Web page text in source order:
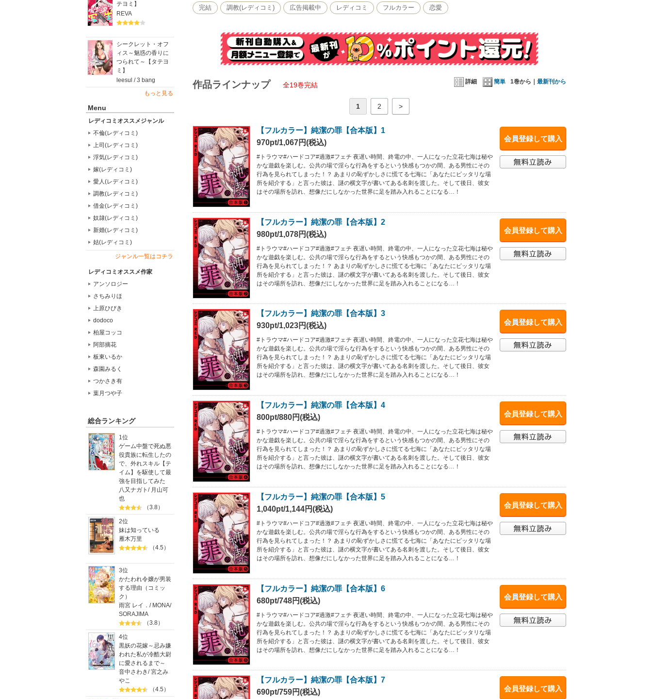
テヨミ】
REVA
シークレット・オフ
ィス～魅惑の香りに
つられて～【タテヨ
ミ】
leesul / 3 bang
もっと見る
Menu
レディコミオススメジャンル
不倫(レディコミ)
上司(レディコミ)
浮気(レディコミ)
嫁(レディコミ)
愛人(レディコミ)
調教(レディコミ)
借金(レディコミ)
奴隷(レディコミ)
新婚(レディコミ)
姑(レディコミ)
ジャンル一覧はコチラ
レディコミオススメ作家
アンソロジー
さちみりほ
上原ひびき
dodoco
柏屋コッコ
阿部摘花
板東いるか
森園みるく
つかさき有
葉月つや子
総合ランキング
1位
ゲーム中盤で死ぬ悪
役貴族に転生したの
で、外れスキル【テ
イム】を駆使して最
強を目指してみた
八又ナガト / 月山可
也
（3.8）
2位
妹は知っている
雁木万里
（4.5）
3位
かたわれ令嬢が男装
する理由（コミッ
ク）
雨宮 レイ． / MONA/
SORAJIMA
（3.8）
4位
黒妖の花嫁～忌み嫌
われた私が冷酷大尉
に愛されるまで～
音中さわき/宮之み
やこ
（4.5）
完結 調教(レディコミ) 広告掲載中 レディコミ フルカラー 恋愛
詳細 簡単 1巻から｜ 最新刊から
作品ラインナップ 全19巻完結
1 2 >
会員登録して購入
【フルカラー】純潔の罪【合本版】1
970pt/1,067円(税込)
#トラウマ#ハードコア#過激#フェチ 夜遅い時間、終電の中、一人になった立花七海は秘や
かな遊戯を楽しむ。公共の場で淫らな行為をするという快感もつかの間、ある男性にその
行為を見られてしまった！？ あまりの恥ずかしさに慌てる七海に「あなたにピッタリな場
所を紹介する」と言った彼は、謎の横文字が書いてある名刺を渡した。そして後日、彼女
はその場所を訪れ、想像だにしなかった世界に足を踏み入れることになる…！
会員登録して購入
【フルカラー】純潔の罪【合本版】2
980pt/1,078円(税込)
#トラウマ#ハードコア#過激#フェチ 夜遅い時間、終電の中、一人になった立花七海は秘や
かな遊戯を楽しむ。公共の場で淫らな行為をするという快感もつかの間、ある男性にその
行為を見られてしまった！？ あまりの恥ずかしさに慌てる七海に「あなたにピッタリな場
所を紹介する」と言った彼は、謎の横文字が書いてある名刺を渡した。そして後日、彼女
はその場所を訪れ、想像だにしなかった世界に足を踏み入れることになる…！
会員登録して購入
【フルカラー】純潔の罪【合本版】3
930pt/1,023円(税込)
#トラウマ#ハードコア#過激#フェチ 夜遅い時間、終電の中、一人になった立花七海は秘や
かな遊戯を楽しむ。公共の場で淫らな行為をするという快感もつかの間、ある男性にその
行為を見られてしまった！？ あまりの恥ずかしさに慌てる七海に「あなたにピッタリな場
所を紹介する」と言った彼は、謎の横文字が書いてある名刺を渡した。そして後日、彼女
はその場所を訪れ、想像だにしなかった世界に足を踏み入れることになる…！
会員登録して購入
【フルカラー】純潔の罪【合本版】4
800pt/880円(税込)
#トラウマ#ハードコア#過激#フェチ 夜遅い時間、終電の中、一人になった立花七海は秘や
かな遊戯を楽しむ。公共の場で淫らな行為をするという快感もつかの間、ある男性にその
行為を見られてしまった！？ あまりの恥ずかしさに慌てる七海に「あなたにピッタリな場
所を紹介する」と言った彼は、謎の横文字が書いてある名刺を渡した。そして後日、彼女
はその場所を訪れ、想像だにしなかった世界に足を踏み入れることになる…！
会員登録して購入
【フルカラー】純潔の罪【合本版】5
1,040pt/1,144円(税込)
#トラウマ#ハードコア#過激#フェチ 夜遅い時間、終電の中、一人になった立花七海は秘や
かな遊戯を楽しむ。公共の場で淫らな行為をするという快感もつかの間、ある男性にその
行為を見られてしまった！？ あまりの恥ずかしさに慌てる七海に「あなたにピッタリな場
所を紹介する」と言った彼は、謎の横文字が書いてある名刺を渡した。そして後日、彼女
はその場所を訪れ、想像だにしなかった世界に足を踏み入れることになる…！
会員登録して購入
【フルカラー】純潔の罪【合本版】6
680pt/748円(税込)
#トラウマ#ハードコア#過激#フェチ 夜遅い時間、終電の中、一人になった立花七海は秘や
かな遊戯を楽しむ。公共の場で淫らな行為をするという快感もつかの間、ある男性にその
行為を見られてしまった！？ あまりの恥ずかしさに慌てる七海に「あなたにピッタリな場
所を紹介する」と言った彼は、謎の横文字が書いてある名刺を渡した。そして後日、彼女
はその場所を訪れ、想像だにしなかった世界に足を踏み入れることになる…！
会員登録して購入
【フルカラー】純潔の罪【合本版】7
690pt/759円(税込)